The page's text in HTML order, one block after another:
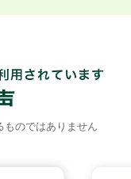
のではありません